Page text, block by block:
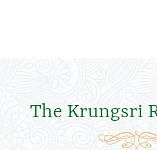
The Krungsri